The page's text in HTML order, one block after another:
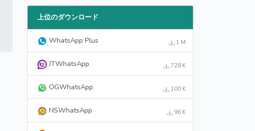
上位のダウンロード
WhatsApp Plus 1 M
JTWhatsApp 728 K
OGWhatsApp 100 K
NSWhatsApp 96 K